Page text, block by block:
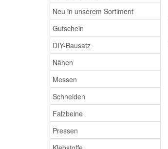
Neu in unserem Sortiment
Gutschein
DIY-Bausatz
Nähen
Messen
Schneiden
Falzbeine
Pressen